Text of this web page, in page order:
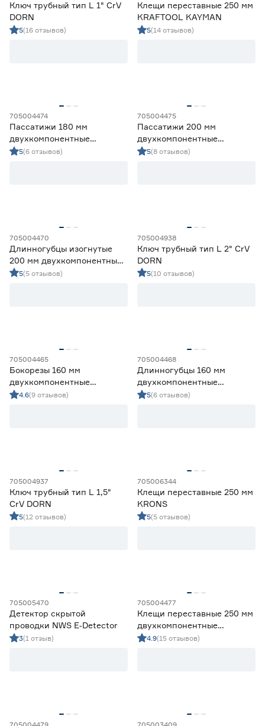
Ключ трубный тип L 1" CrV
DORN
5(16 отзывов)
Клещи переставные 250 мм
KRAFTOOL KAYMAN
5(14 отзывов)
705004474
Пассатижи 180 мм
двухкомпонентные
рукоятки DORN
5(6 отзывов)
705004475
Пассатижи 200 мм
двухкомпонентные
рукоятки DORN
5(8 отзывов)
705004470
Длинногубцы изогнутые
200 мм двухкомпонентные
рукоятки DORN
5(5 отзывов)
705004938
Ключ трубный тип L 2" CrV
DORN
5(10 отзывов)
705004465
Бокорезы 160 мм
двухкомпонентные
рукоятки DORN
4.6(9 отзывов)
705004468
Длинногубцы 160 мм
двухкомпонентные
рукоятки DORN
5(6 отзывов)
705004937
Ключ трубный тип L 1,5"
CrV DORN
5(12 отзывов)
705006344
Клещи переставные 250 мм
KRONS
5(5 отзывов)
705005470
Детектор скрытой
проводки NWS E‑Detector
3(1 отзыв)
705004477
Клещи переставные 250 мм
двухкомпонентные
рукоятки DORN
4.9(15 отзывов)